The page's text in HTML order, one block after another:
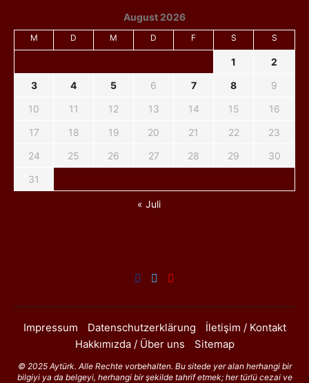
August 2026
M D M D F S S
1
2
3
4 5 6 7 8
9
10
11 12 13 14 15
16
17
18 19 20 21 22
23
24
25 26 27 28 29
30
31
« Juli
Impressum Datenschutzerklärung
İletişim / Kontakt
Hakkımızda / Über uns
Sitemap
© 2025 Aytürk. Alle Rechte vorbehalten. Bu sitede yer alan herhangi bir
bilgiyi ya da belgeyi, herhangi bir şekilde tahrif etmek; her türlü cezai ve